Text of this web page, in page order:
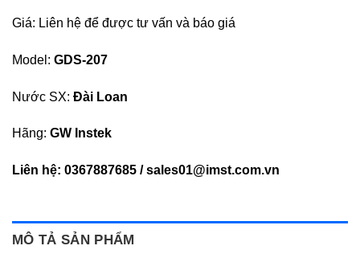
Giá: Liên hệ để được tư vấn và báo giá
Model: GDS-207
Nước SX: Đài Loan
Hãng: GW Instek
Liên hệ: 0367887685 / sales01@imst.com.vn
MÔ TẢ SẢN PHẨM